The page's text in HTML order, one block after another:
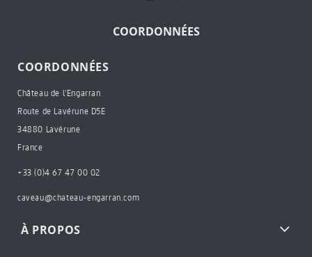
COORDONNÉES
COORDONNÉES
Château de l'Engarran
Route de Lavérune D5E
34880 Lavérune
France
+33 (0)4 67 47 00 02
caveau@chateau-engarran.com
À PROPOS